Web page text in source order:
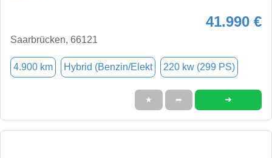
41.990 €
Saarbrücken, 66121
4.900 km Hybrid (Benzin/Elekt 220 kw (299 PS)
★ ➦ ➜